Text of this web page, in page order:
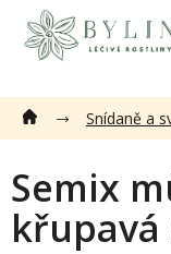
obsah
Snídaně a
Semix
křupavá